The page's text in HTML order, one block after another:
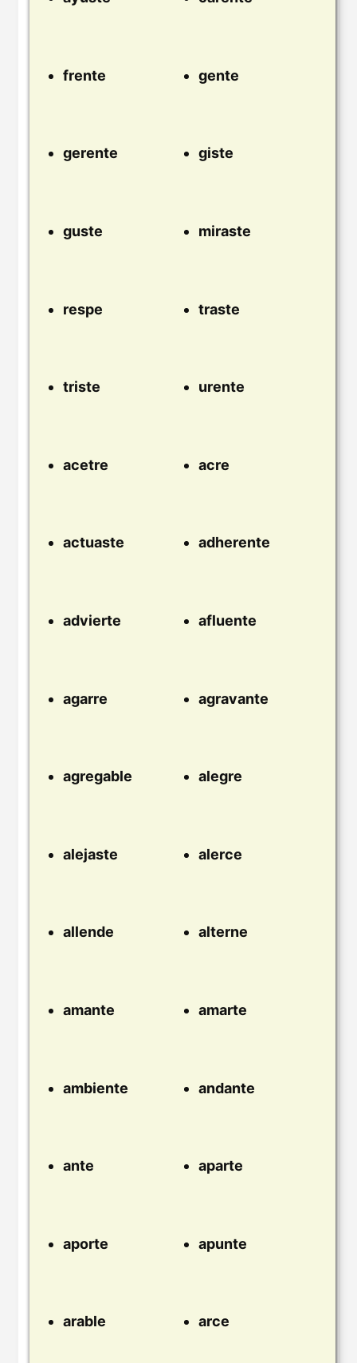
frente gente
gerente giste
guste miraste
respe traste
triste urente
acetre acre
actuaste adherente
advierte afluente
agarre agravante
agregable alegre
alejaste alerce
allende alterne
amante amarte
ambiente andante
ante aparte
aporte apunte
arable arce